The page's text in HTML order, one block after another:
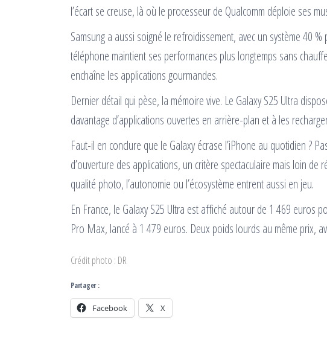
l’écart se creuse, là où le processeur de Qualcomm déploie ses
Samsung a aussi soigné le refroidissement, avec un système 40
téléphone maintient ses performances plus longtemps sans
enchaîne les applications gourmandes.
Dernier détail qui pèse, la mémoire vive. Le Galaxy S25 Ultra
davantage d’applications ouvertes en arrière-plan et à les
Faut-il en conclure que le Galaxy écrase l’iPhone au quotidien ?
d’ouverture des applications, un critère spectaculaire mais loin de
qualité photo, l’autonomie ou l’écosystème entrent aussi en jeu.
En France, le Galaxy S25 Ultra est affiché autour de 1 469 euros
Pro Max, lancé à 1 479 euros. Deux poids lourds au même prix,
Crédit photo : DR
Partager :
Facebook X